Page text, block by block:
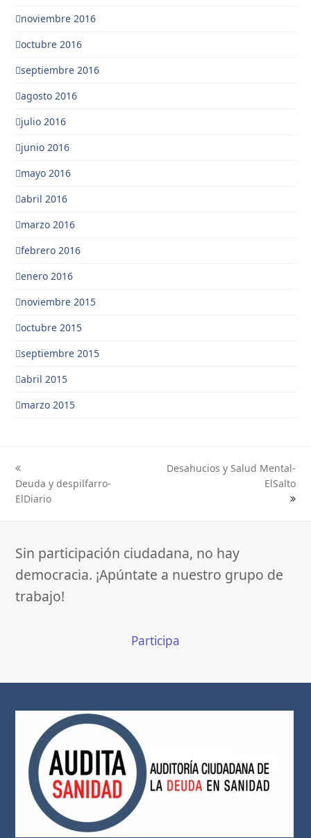
noviembre 2016
octubre 2016
septiembre 2016
agosto 2016
julio 2016
junio 2016
mayo 2016
abril 2016
marzo 2016
febrero 2016
enero 2016
noviembre 2015
octubre 2015
septiembre 2015
abril 2015
marzo 2015
previous
post:
Deuda y despilfarro-
ElDiario
Desahucios y Salud Mental-
ElSalto
Sin participación ciudadana, no hay
democracia. ¡Apúntate a nuestro grupo de
trabajo!
Participa